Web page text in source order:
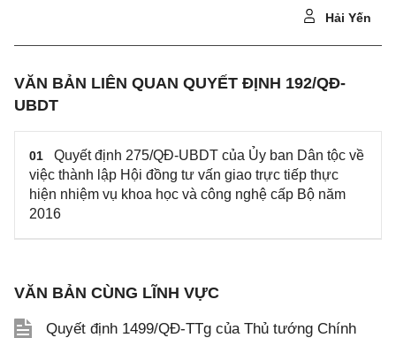
Hải Yến
VĂN BẢN LIÊN QUAN QUYẾT ĐỊNH 192/QĐ-
UBDT
01
Quyết định 275/QĐ-UBDT của Ủy ban Dân tộc về
việc thành lập Hội đồng tư vấn giao trực tiếp thực
hiện nhiệm vụ khoa học và công nghệ cấp Bộ năm
2016
VĂN BẢN CÙNG LĨNH VỰC
Quyết định 1499/QĐ-TTg của Thủ tướng Chính